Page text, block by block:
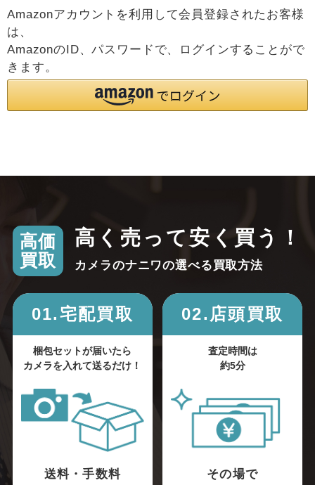
Amazonアカウントを利用して会員登録されたお客様
は、
AmazonのID、パスワードで、ログインすることがで
きます。
高価
買取
高く売って安く買う！
カメラのナニワの選べる買取方法
01.宅配買取
梱包セットが届いたら
カメラを入れて送るだけ！
送料・手数料
02.店頭買取
査定時間は
約5分
その場で